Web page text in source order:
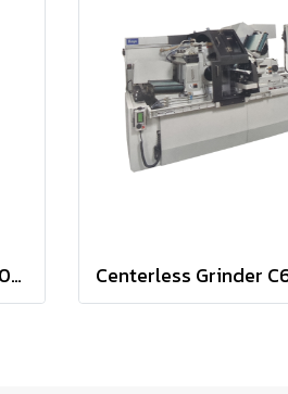
Centerless Grinder C3510/15